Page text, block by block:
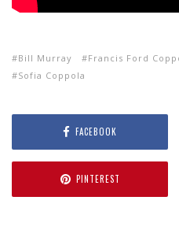
Bill Murray Francis Ford
Sofia Coppola
FACEBOOK
PINTEREST